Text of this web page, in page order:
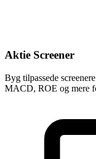
Aktie Screener
Byg tilpassede
MACD, ROE og mere